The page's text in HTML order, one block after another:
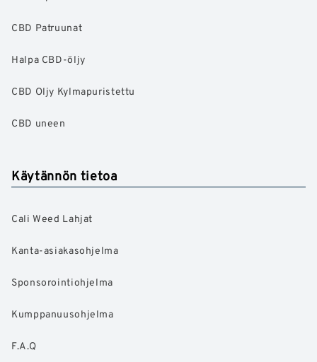
CBD Patruunat
Halpa CBD-öljy
CBD Oljy Kylmapuristettu
CBD uneen
Käytännön tietoa
Cali Weed Lahjat
Kanta-asiakasohjelma
Sponsorointiohjelma
Kumppanuusohjelma
F.A.Q